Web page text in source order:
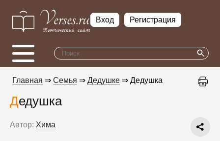
Вход Регистрация
Главная ⇒ Семья ⇒ Дедушке ⇒ Дедушка
Дедушка
Автор: Хима